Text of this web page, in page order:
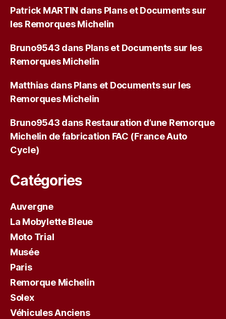
Patrick MARTIN dans Plans et Documents sur
les Remorques Michelin
Bruno9543 dans Plans et Documents sur les
Remorques Michelin
MatthiasdansPlans et Documents sur les
Remorques Michelin
Bruno9543 dans Restauration d’une Remorque
Michelin de fabrication FAC (France Auto
Cycle)
Catégories
Auvergne
La Mobylette Bleue
Moto Trial
Musée
Paris
Remorque Michelin
Solex
Véhicules Anciens